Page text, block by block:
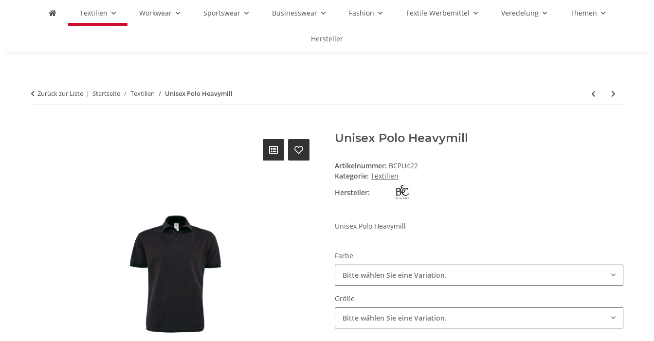
Textilien Workwear Sportswear Businesswear Fashion Textile Werbemittel Veredelung Themen
Hersteller
Zurück zur Liste Startseite Textilien Unisex Polo Heavymill
Unisex Polo Heavymill
Artikelnummer: BCPU422
Kategorie: Textilien
Hersteller:
Unisex Polo Heavymill
Farbe
Bitte wählen Sie eine Variation.
Größe
Bitte wählen Sie eine Variation.